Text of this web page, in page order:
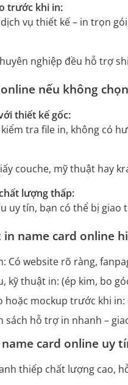
trước khi in:
vụ thiết kế – in trọn
nghiệp đều hỗ trợ
nếu không
thiết kế gốc:
tra file in, không có
couche, mỹ thuật hay
lượng thấp:
uy tín, bạn có thể bị
name card online
Có website rõ ràng,
kỹ thuật in: (ép kim, bo
hoặc mockup trước khi
sách hỗ trợ in nhanh –
card online uy
thiếp chất lượng cao,